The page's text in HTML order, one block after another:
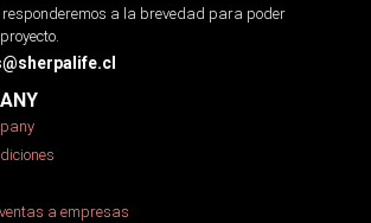
responderemos a la brevedad para poder
a empresas